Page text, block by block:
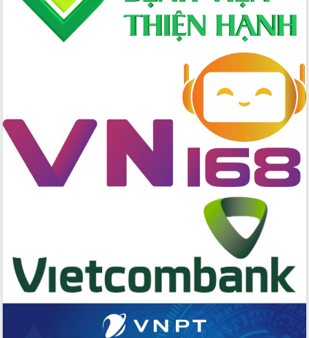
Lấy ý kiến điều chỉnh Quy hoạch tỉnh
Đắk Lắk thời kỳ 2021-2030, tầm nhìn
đến năm 2050
II/2026
Đắk Lắk ký kết thỏa thuận hợp tác về
chuyển đổi số giai đoạn 2026 – 2030
với Tập đoàn Bưu chính Viễn thông
Việt Nam
du khách thông qua Hệ thống cơ sở dữ
liệu và Bản đồ số
Tập huấn ứng dụng trí tuệ nhân tạo (AI)
Đoàn đại biểu Quốc hội tỉnh Đắk Lắk